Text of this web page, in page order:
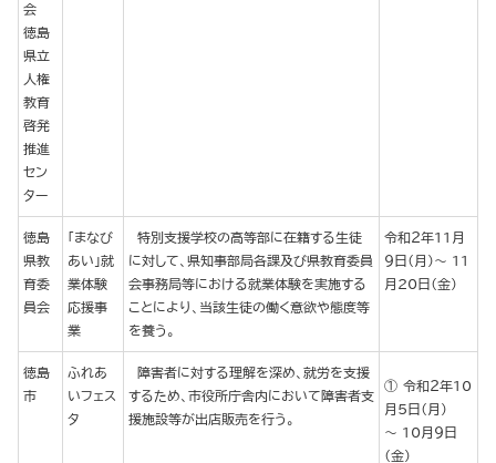
会
徳島
県立
人権
教育
啓発
推進
セン
ター
徳島
県教
育委
員会
「まなび
あい」就
業体験
応援事
業
特別支援学校の高等部に在籍する生徒
に対して、県知事部局各課及び県教育委員
会事務局等における就業体験を実施する
ことにより、当該生徒の働く意欲や態度等
を養う。
令和２年11月
９日（月）～ 11
月20日（金）
徳島
市
ふれあ
いフェス
タ
障害者に対する理解を深め、就労を支援
するため、市役所庁舎内において障害者支
援施設等が出店販売を行う。
令和２年10
月５日（月）
～ 10月９日
（金）